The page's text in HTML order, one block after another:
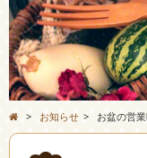
> お知らせ > お盆の営